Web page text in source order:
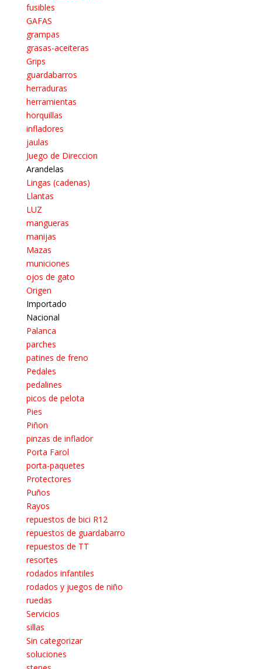
fusibles
GAFAS
grampas
grasas-aceiteras
Grips
guardabarros
herraduras
herramientas
horquillas
infladores
jaulas
Juego de Direccion
Arandelas
Lingas (cadenas)
Llantas
LUZ
mangueras
manijas
Mazas
municiones
ojos de gato
Origen
Importado
Nacional
Palanca
parches
patines de freno
Pedales
pedalines
picos de pelota
Pies
Piñon
pinzas de inflador
Porta Farol
porta-paquetes
Protectores
Puños
Rayos
repuestos de bici R12
repuestos de guardabarro
repuestos de TT
resortes
rodados infantiles
rodados y juegos de niño
ruedas
Servicios
sillas
Sin categorizar
soluciones